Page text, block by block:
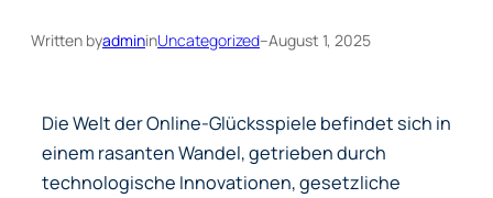
Written byadmininUncategorized–August 1, 2025
Die Welt der Online-Glücksspiele befindet sich in
einem rasanten Wandel, getrieben durch
technologische Innovationen, gesetzliche